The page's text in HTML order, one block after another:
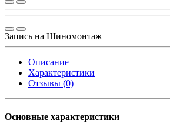
Запись на Шиномонтаж
Описание
Характеристики
Отзывы (0)
Основные характеристики